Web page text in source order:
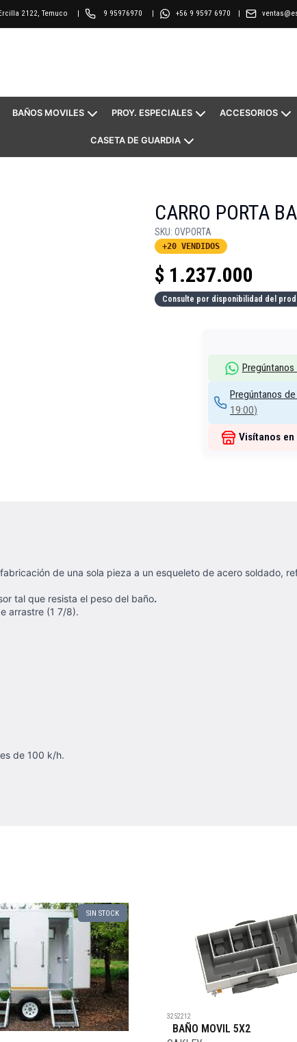
2122, Temuco | 9 95976970 | +56 9 9597 6970 |
BAÑOS MOVILES PROY. ESPECIALES ACCESORIOS
CASETA DE GUARDIA
CARRO PORTA
SKU: OVPORTA
+20 VENDIDOS
$ 1.237.000
Consulte por disponibilidad del
Pregúntanos
19:00)
Visítanos
de una sola pieza a un esqueleto de acero soldado,
tal que resista el peso del baño.
arrastre (1 7/8).
de 100 k/h.
SIN STOCK
3252212
BAÑO MOVIL 5X2